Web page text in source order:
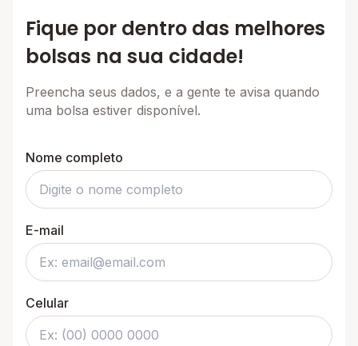
Fique por dentro das melhores
bolsas na sua cidade!
Preencha seus dados, e a gente te avisa quando
uma bolsa estiver disponível.
Nome completo
E-mail
Celular